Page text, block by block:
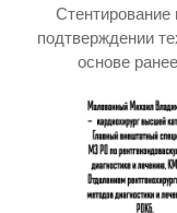
подтверждении
основе